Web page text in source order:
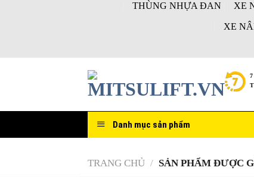
THÙNG NHỰA ĐAN XE
XE
7
Danh mục sản phẩm
TRANG CHỦ / SẢN PHẨM ĐƯỢC